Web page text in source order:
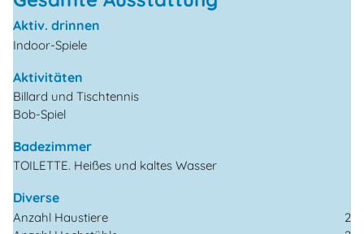
Aktiv. drinnen
Indoor-Spiele
Aktivitäten
Billard und Tischtennis
Bob-Spiel
Badezimmer
TOILETTE. Heißes und kaltes Wasser
Diverse
Anzahl Haustiere
2